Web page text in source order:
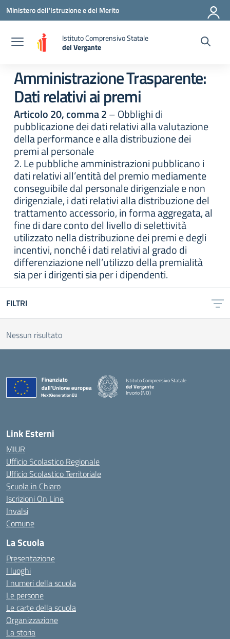
Vai ai contenuti
Vai al menu di navigazione
Vai al footer
Ministero dell'Istruzione e del Merito
Istituto Comprensivo Statale
del Vergante
— Visita la pagina iniziale della scuola
Amministrazione Trasparente:
Dati relativi ai premi
Articolo 20, comma 2– Obblighi di
pubblicazione dei dati relativi alla valutazione
della performance e alla distribuzione dei
premi al personale
2. Le pubbliche amministrazioni pubblicano i
dati relativi all’entità del premio mediamente
conseguibile dal personale dirigenziale e non
dirigenziale, i dati relativi alla distribuzione del
trattamento accessorio, in forma aggregata, al
fine di dare conto del livello di selettività
utilizzato nella distribuzione dei premi e degli
incentivi, nonché i dati relativi al grado di
differenziazione nell’utilizzo della premialità
sia per i dirigenti sia per i dipendenti.
FILTRI
Nessun risultato
Istituto Comprensivo Statale
del Vergante
Invorio (NO)
Link Esterni
MIUR
Ufficio Scolastico Regionale
Ufficio Scolastico Territoriale
Scuola in Chiaro
Iscrizioni On Line
Invalsi
Comune
La Scuola
Presentazione
I luoghi
I numeri della scuola
Le persone
Le carte della scuola
Organizzazione
La storia